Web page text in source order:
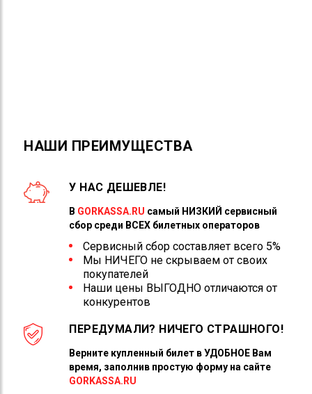
12+
НАШИ ПРЕИМУЩЕСТВА
У НАС ДЕШЕВЛЕ!
В GORKASSA.RU самый НИЗКИЙ сервисный
сбор среди ВСЕХ билетных операторов
Сервисный сбор составляет всего 5%
Мы НИЧЕГО не скрываем от своих
покупателей
Наши цены ВЫГОДНО отличаются от
конкурентов
ПЕРЕДУМАЛИ? НИЧЕГО СТРАШНОГО!
Верните купленный билет в УДОБНОЕ Вам
время, заполнив простую форму на сайте
GORKASSA.RU